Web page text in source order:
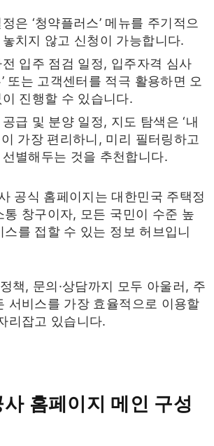
은 ‘청약플러스’ 메뉴를 주기적으
치지 않고 신청이 가능합니다.
입주 점검 일정, 입주자격 심사
또는 고객센터를 적극 활용하면 오
진행할 수 있습니다.
급 및 분양 일정, 지도 탐색은 ‘내
이 가장 편리하니, 미리 필터링하고
별해두는 것을 추천합니다.
공식 홈페이지는 대한민국 주택정
통 창구이자, 모든 국민이 수준 높
스를 접할 수 있는 정보 허브입니
책, 문의·상담까지 모두 아울러, 주
서비스를 가장 효율적으로 이용할
리잡고 있습니다.
홈페이지 메인 구성